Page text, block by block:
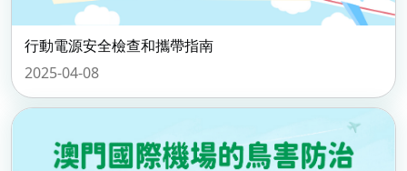
行動電源安全檢查和攜帶指南
2025-04-08